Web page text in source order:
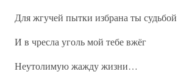
Для жгучей пытки избрана ты судьбой
И в чресла уголь мой тебе вжёг
Неутолимую жажду жизни…